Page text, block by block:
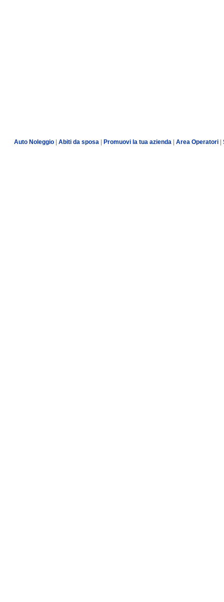
Auto Noleggio Abiti da sposa Promuovi la tua azienda Area Operatori